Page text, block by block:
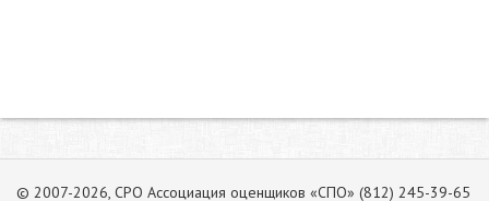
© 2007-2026, СРО Ассоциация оценщиков «СПО» (812) 245-39-65